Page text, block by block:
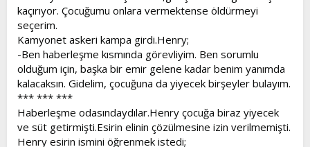
kaçırıyor. Çocuğumu onlara vermektense öldürmeyi
seçerim.
Kamyonet askeri kampa girdi.Henry;
-Ben haberleşme kısmında görevliyim. Ben sorumlu
olduğum için, başka bir emir gelene kadar benim yanımda
kalacaksın. Gidelim, çocuğuna da yiyecek birşeyler bulayım.
*** *** ***
Haberleşme odasındaydılar.Henry çocuğa biraz yiyecek
ve süt getirmişti.Esirin elinin çözülmesine izin verilmemişti.
Henry esirin ismini öğrenmek istedi;